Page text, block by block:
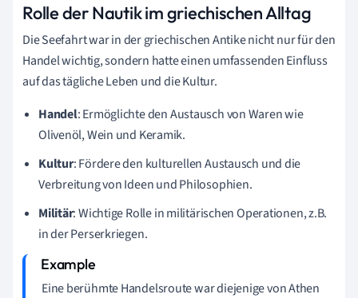
Rolle der Nautik im griechischen Alltag
Die Seefahrt war in der griechischen Antike nicht nur für den
Handel wichtig, sondern hatte einen umfassenden Einfluss
auf das tägliche Leben und die Kultur.
Handel: Ermöglichte den Austausch von Waren wie
Olivenöl, Wein und Keramik.
Kultur: Fördere den kulturellen Austausch und die
Verbreitung von Ideen und Philosophien.
Militär: Wichtige Rolle in militärischen Operationen, z.B.
in der Perserkriegen.
Eine berühmte Handelsroute war diejenige von Athen